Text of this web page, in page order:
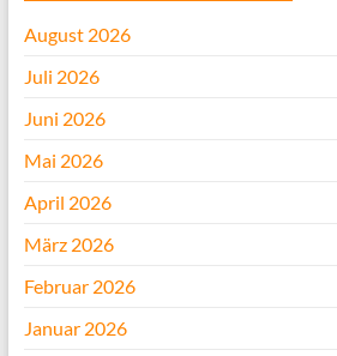
August 2026
Juli 2026
Juni 2026
Mai 2026
April 2026
März 2026
Februar 2026
Januar 2026